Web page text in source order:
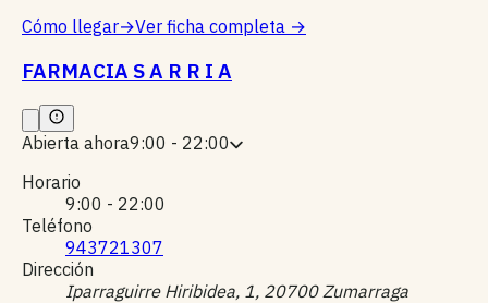
Cómo llegar→Ver ficha completa →
FARMACIA S A R R I A
Abierta ahora9:00 - 22:00
Horario
9:00 - 22:00
Teléfono
943721307
Dirección
Iparraguirre Hiribidea, 1, 20700 Zumarraga